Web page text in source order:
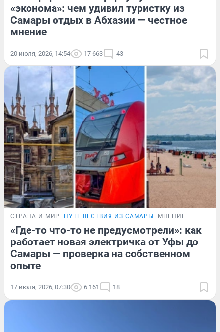
«эконома»: чем удивил туристку из
Самары отдых в Абхазии — честное
мнение
20 июля, 2026, 14:54 17 663 43
СТРАНА И МИР ПУТЕШЕСТВИЯ ИЗ САМАРЫ МНЕНИЕ
«Где-то что-то не предусмотрели»: как
работает новая электричка от Уфы до
Самары — проверка на собственном
опыте
17 июля, 2026, 07:30 6 161 18